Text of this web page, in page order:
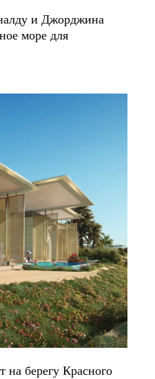
и Джорджина
море для
берегу Красного